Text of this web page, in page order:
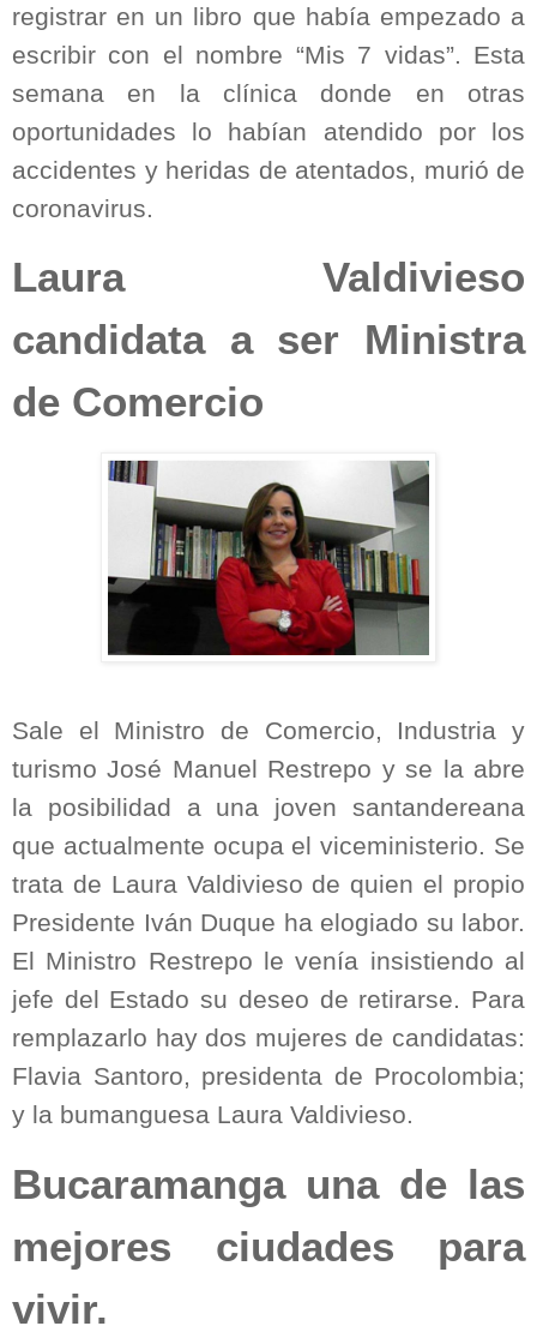
registrar en un libro que había empezado a
escribir con el nombre “Mis 7 vidas”. Esta
semana en la clínica donde en otras
oportunidades lo habían atendido por los
accidentes y heridas de atentados, murió de
coronavirus.
Laura Valdivieso
candidata a ser Ministra
de Comercio
Sale el Ministro de Comercio, Industria y
turismo José Manuel Restrepo y se la abre
la posibilidad a una joven santandereana
que actualmente ocupa el viceministerio. Se
trata de Laura Valdivieso de quien el propio
Presidente Iván Duque ha elogiado su labor.
El Ministro Restrepo le venía insistiendo al
jefe del Estado su deseo de retirarse. Para
remplazarlo hay dos mujeres de candidatas:
Flavia Santoro, presidenta de Procolombia;
y la bumanguesa Laura Valdivieso.
Bucaramanga una de las
mejores ciudades para
vivir.